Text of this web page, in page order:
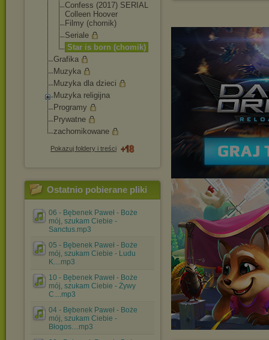
Confess (2017) SERIAL
Colleen Hoover
Filmy (chomik)
Seriale
Star is born (chomik)
Grafika
Muzyka
Muzyka dla dzieci
Muzyka religijna
Programy
Prywatne
zachomikowane
Pokazuj foldery i treści
Ostatnio pobierane pliki
06 - Bębenek Paweł - Boże
mój, szukam Ciebie -
Sanctus.mp3
05 - Bębenek Paweł - Boże
mój, szukam Ciebie - Ludu
K....mp3
10 - Bębenek Paweł - Boże
mój, szukam Ciebie - Żywy
C....mp3
04 - Bębenek Paweł - Boże
mój, szukam Ciebie -
Błogos....mp3